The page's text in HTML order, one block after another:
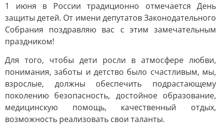
1 июня в России традиционно отмечается День
защиты детей. От имени депутатов Законодательного
Собрания поздравляю вас с этим замечательным
праздником!
Для того, чтобы дети росли в атмосфере любви,
понимания, заботы и детство было счастливым, мы,
взрослые, должны обеспечить подрастающему
поколению безопасность, достойное образование,
медицинскую помощь, качественный отдых,
возможность реализовать свои таланты.